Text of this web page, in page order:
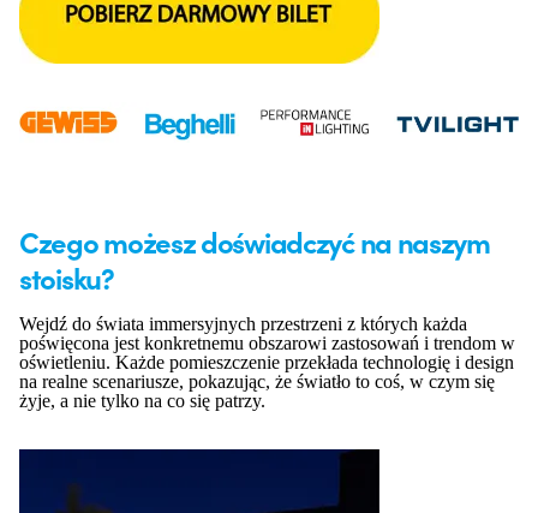
Czego możesz doświadczyć na naszym
stoisku?
Wejdź do świata immersyjnych przestrzeni z których każda
poświęcona jest konkretnemu obszarowi zastosowań i trendom w
oświetleniu. Każde pomieszczenie przekłada technologię i design
na realne scenariusze, pokazując, że światło to coś, w czym się
żyje, a nie tylko na co się patrzy.